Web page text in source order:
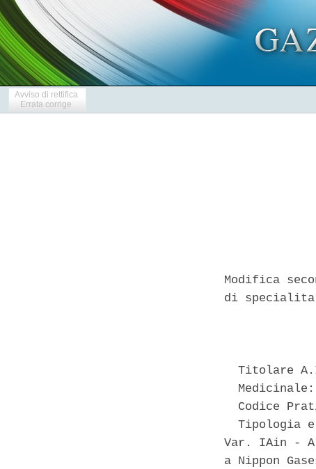
Avviso di rettifica
Errata corrige
Modifica
di
Titolare
Codice
Tipologia
Var. IAin -
a Nippon